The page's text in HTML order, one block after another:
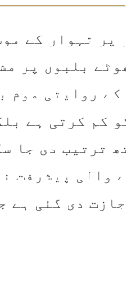
پر تہوار کے
بلبوں پر
روایتی
ترتیب دی
والی
دی گئی